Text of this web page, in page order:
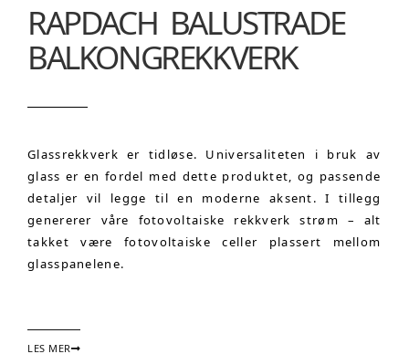
RAPDACH BALUSTRADE
BALKONGREKKVERK
Glassrekkverk er tidløse. Universaliteten i bruk av
glass er en fordel med dette produktet, og passende
detaljer vil legge til en moderne aksent. I tillegg
genererer våre fotovoltaiske rekkverk strøm – alt
takket være fotovoltaiske celler plassert mellom
glasspanelene.
LES MER